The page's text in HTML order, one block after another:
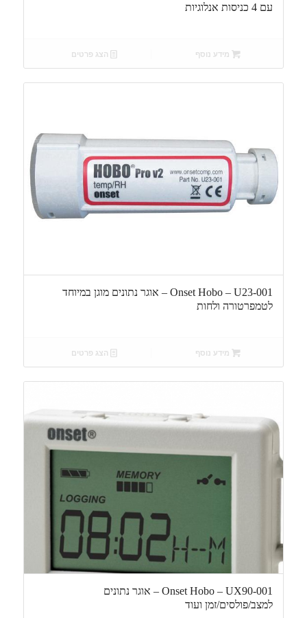
עם 4 כניסות אנלוגיות
מידע נוסף הצג פרטים
Onset Hobo – U23-001 – אוגר נתונים מוגן במיוחד
לטמפרטורה ולחות
מידע נוסף הצג פרטים
Onset Hobo – UX90-001 – אוגר נתונים
למצב/פולסים/זמן ועוד